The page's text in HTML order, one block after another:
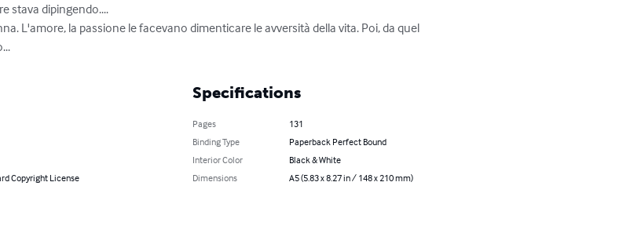
stava dipingendo....
L'amore, la passione le facevano dimenticare le avversità della vita. Poi, da quel
Copyright License
Specifications
Pages
131
Binding Type
Paperback Perfect Bound
Interior Color
Black & White
Dimensions
A5 (5.83 x 8.27 in / 148 x 210 mm)